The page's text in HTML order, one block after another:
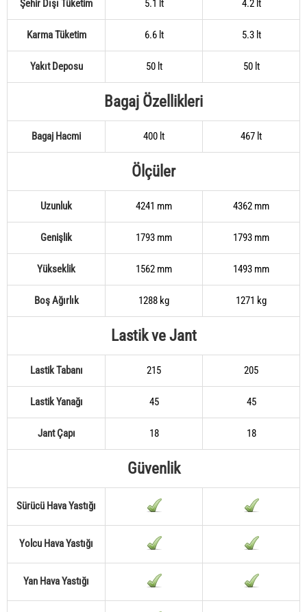
Şehir Dışı Tüketim 5.1 lt 4.2 lt
Karma Tüketim 6.6 lt 5.3 lt
Yakıt Deposu 50 lt 50 lt
Bagaj Özellikleri
Bagaj Hacmi 400 lt 467 lt
Ölçüler
Uzunluk 4241 mm 4362 mm
Genişlik 1793 mm 1793 mm
Yükseklik 1562 mm 1493 mm
Boş Ağırlık 1288 kg 1271 kg
Lastik ve Jant
Lastik Tabanı 215 205
Lastik Yanağı 45 45
Jant Çapı 18 18
Güvenlik
Sürücü Hava Yastığı
Yolcu Hava Yastığı
Yan Hava Yastığı